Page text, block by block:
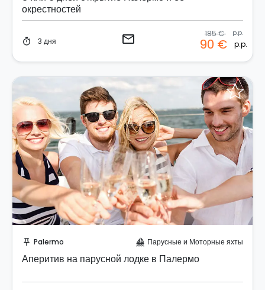
окрестностей
timer 3 дня email 185 € p.p.
90 € p.p.
push_pin Palermo sailing Парусные и Моторные яхты
Аперитив на парусной лодке в Палермо